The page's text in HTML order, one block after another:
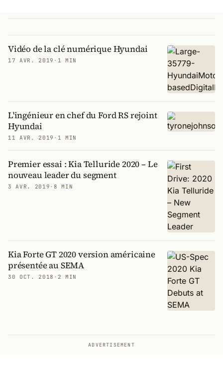
Vidéo de la clé numérique Hyundai
17 AVR. 2019 · 1 MIN
L'ingénieur en chef du Ford RS rejoint
Hyundai
11 AVR. 2019 · 1 MIN
Premier essai : Kia Telluride 2020 – Le
nouveau leader du segment
3 AVR. 2019 · 8 MIN
Kia Forte GT 2020 version américaine
présentée au SEMA
30 OCT. 2018 · 2 MIN
ADVERTISEMENT